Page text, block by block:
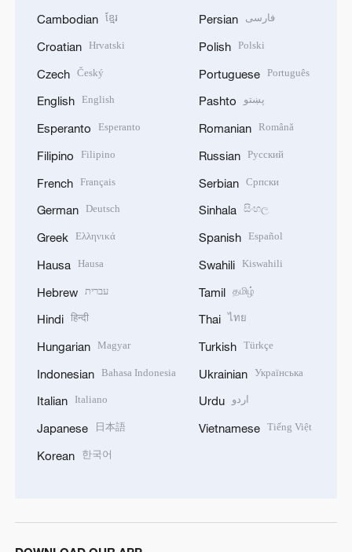
Cambodian ខ្មែរ
Croatian Hrvatski
Czech Český
English English
Esperanto Esperanto
Filipino Filipino
French Français
German Deutsch
Greek Ελληνικά
Hausa Hausa
Hebrew עברית
Hindi हिन्दी
Hungarian Magyar
Indonesian Bahasa Indonesia
Italian Italiano
Japanese 日本語
Korean 한국어
Persian فارسی
Polish Polski
Portuguese Português
Pashto پښتو
Romanian Română
Russian Русский
Serbian Српски
Sinhala සිංහල
Spanish Español
Swahili Kiswahili
Tamil தமிழ்
Thai ไทย
Turkish Türkçe
Ukrainian Українська
Urdu اردو
Vietnamese Tiếng Việt